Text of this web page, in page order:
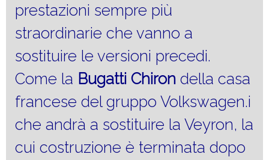
prestazioni sempre più
straordinarie che vanno a
sostituire le versioni precedi.
Come la Bugatti Chiron della casa
francese del gruppo Volkswagen.i
che andrà a sostituire la Veyron, la
cui costruzione è terminata dopo